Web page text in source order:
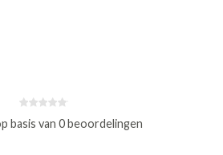
basis van 0 beoordelingen